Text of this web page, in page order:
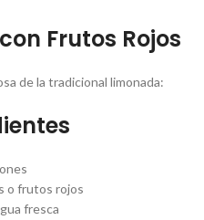
Frutos Rojos
de la tradicional limonada:
o frutos rojos
fresca